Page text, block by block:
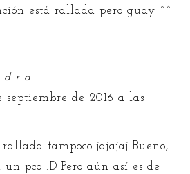
está rallada pero guay ^^
d r a
septiembre de 2016 a las
tampoco jajajaj Bueno,
pco :D Pero aún así es de